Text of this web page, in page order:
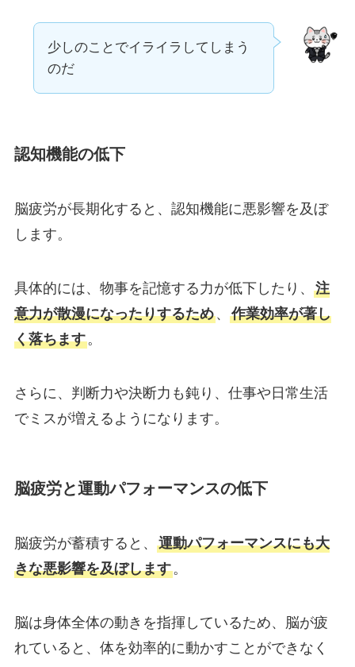
少しのことでイライラしてしまう
のだ
認知機能の低下
脳疲労が長期化すると、認知機能に悪影響を及ぼ
します。
具体的には、物事を記憶する力が低下したり、 注
意力が散漫になったりするため、 作業効率が著し
く落ちます。
さらに、判断力や決断力も鈍り、仕事や日常生活
でミスが増えるようになります。
脳疲労と運動パフォーマンスの低下
脳疲労が蓄積すると、 運動パフォーマンスにも大
きな悪影響を及ぼします。
脳は身体全体の動きを指揮しているため、脳が疲
れていると、体を効率的に動かすことができなく